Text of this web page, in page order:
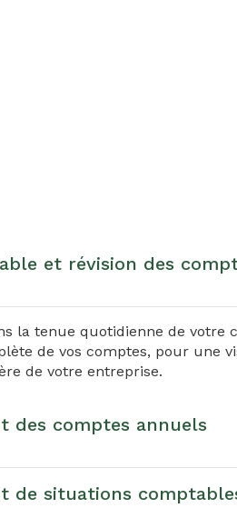
et révision des
la tenue quotidienne de votre
de vos comptes, pour une
de votre entreprise.
des comptes annuels
de situations